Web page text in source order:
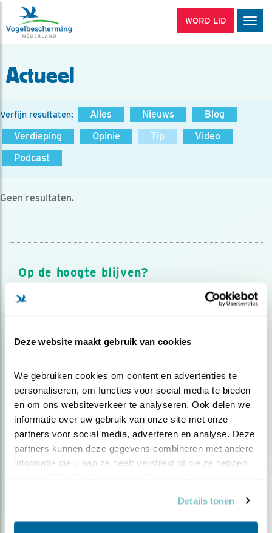
Deze website maakt gebruik van cookies
We gebruiken cookies om content en advertenties te
personaliseren, om functies voor social media te bieden
en om ons websiteverkeer te analyseren. Ook delen we
informatie over uw gebruik van onze site met onze
partners voor social media, adverteren en analyse. Deze
partners kunnen deze gegevens combineren met andere
informatie die u aan ze heeft verstrekt of die ze hebben
Details tonen
WORD LID
Actueel
Verfijn resultaten: Alles Nieuws
Blog
Verdieping
Opinie Tip
Video
Podcast
Geen resultaten.
Op de hoogte blijven?
Meld je aan en ontvang nieuws, inspiratie, acties en tips
over vogels en activiteiten van Vogelbescherming.